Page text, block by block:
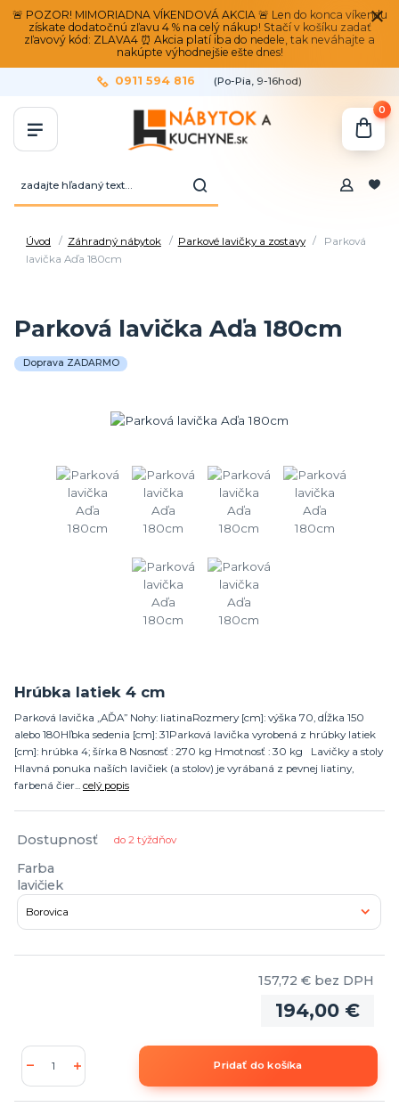
🚨 POZOR! MIMORIADNA VÍKENDOVÁ AKCIA 🚨 Len do konca víkendu
získate dodatočnú zľavu 4 % na celý nákup! Stačí v košíku zadať
zľavový kód: ZLAVA4 ⏰ Akcia platí iba do nedele, tak neváhajte a
nakúpte výhodnejšie ešte dnes!
0911 594 816 (Po-Pia, 9-16hod)
0
Úvod Záhradný nábytok Parkové lavičky a zostavy
Parková
lavička Aďa 180cm
Parková lavička Aďa 180cm
Doprava ZADARMO
Hrúbka latiek 4 cm
Parková lavička „AĎA” Nohy: liatinaRozmery [cm]: výška 70, dĺžka 150
alebo 180Hľbka sedenia [cm]: 31Parková lavička vyrobená z hrúbky latiek
[cm]: hrúbka 4; šírka 8 Nosnosť : 270 kg Hmotnosť : 30 kg Lavičky a stoly
Hlavná ponuka naších lavičiek (a stolov) je vyrábaná z pevnej liatiny,
farbená čier... celý popis
Dostupnosť do 2 týždňov
Farba
lavičiek
194,00 €
157,72 € bez DPH
Pridať do košíka